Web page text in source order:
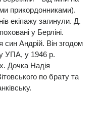
прикордонниками).
екіпажу загинули. Д.
у Берліні.
син Андрій. Він згодом
УПА, у 1946 р.
Дочка Надія
по брату та